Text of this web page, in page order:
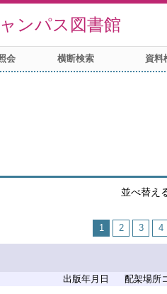
ンパス図書館
会 横断検索 資料
並べ替え
1 2 3 4
出版年月日 配架場所